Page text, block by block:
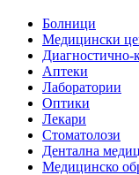
Болници
Медицински
Диагностично-
Аптеки
Лаборатории
Оптики
Лекари
Стоматолози
Дентална
Медицинско